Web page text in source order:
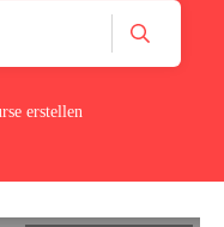
erstellen